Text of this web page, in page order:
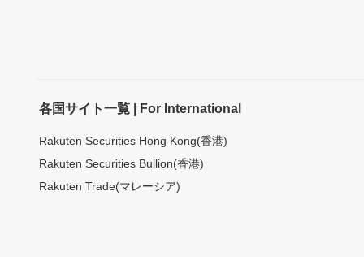
各国サイト一覧 | For International
Rakuten Securities Hong Kong(香港)
Rakuten Securities Bullion(香港)
Rakuten Trade(マレーシア)